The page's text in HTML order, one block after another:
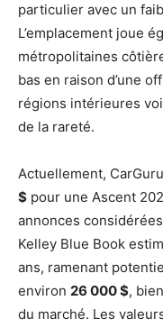
particulier avec un
L’emplacement joue
métropolitaines
bas en raison d’une
régions intérieures
de la rareté.
Actuellement,
$ pour une Ascent
annonces
Kelley Blue Book
ans, ramenant
environ 26 000 $,
du marché. Les